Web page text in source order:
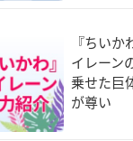
『ちい
イレーン
乗せた巨
が尊い